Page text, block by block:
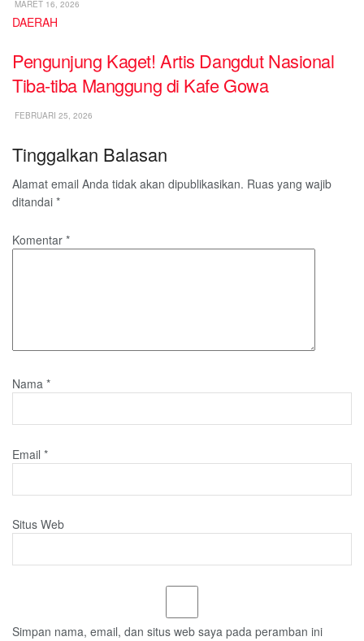
MARET 16, 2026
DAERAH
Pengunjung Kaget! Artis Dangdut Nasional
Tiba-tiba Manggung di Kafe Gowa
FEBRUARI 25, 2026
Tinggalkan Balasan
Alamat email Anda tidak akan dipublikasikan. Ruas yang wajib
ditandai *
Komentar *
Nama *
Email *
Situs Web
Simpan nama, email, dan situs web saya pada peramban ini